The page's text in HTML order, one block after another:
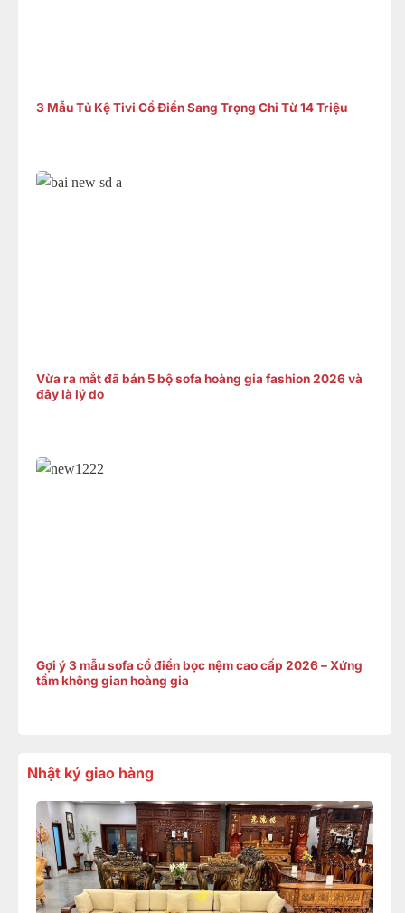
3 Mẫu Tủ Kệ Tivi Cổ Điển Sang Trọng Chỉ Từ 14 Triệu
Vừa ra mắt đã bán 5 bộ sofa hoàng gia fashion 2026 và
đây là lý do
Gợi ý 3 mẫu sofa cổ điển bọc nệm cao cấp 2026 – Xứng
tầm không gian hoàng gia
Nhật ký giao hàng